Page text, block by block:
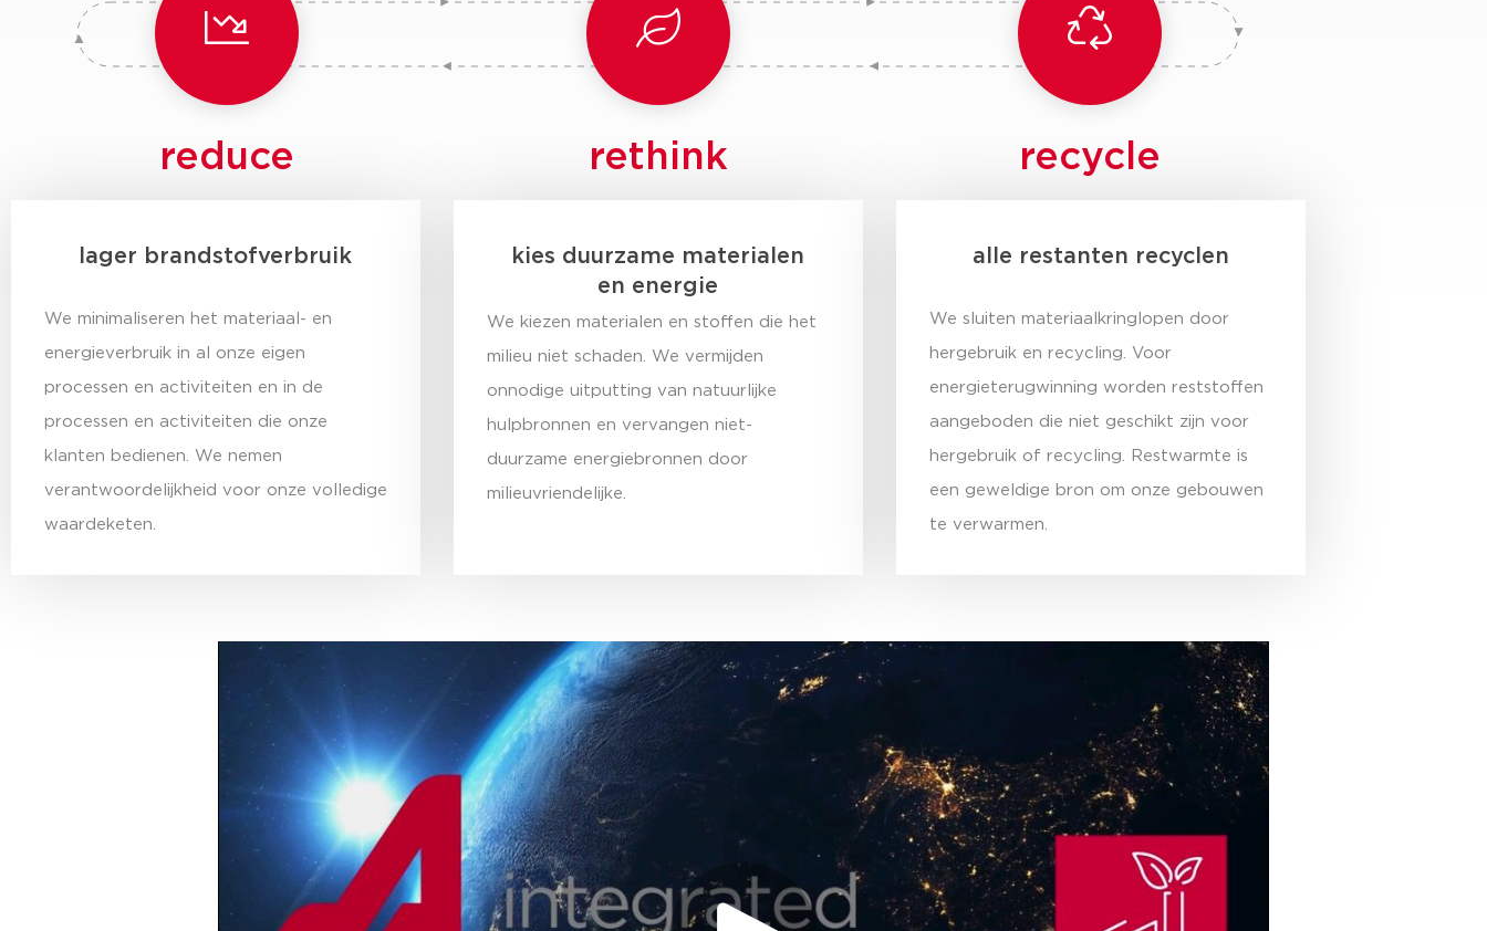
reduce rethink recycle
lager brandstofverbruik
We minimaliseren het materiaal- en
energieverbruik in al onze eigen
processen en activiteiten en in de
processen en activiteiten die onze
klanten bedienen. We nemen
verantwoordelijkheid voor onze volledige
waardeketen.
kies duurzame materialen
en energie
We kiezen materialen en stoffen die het
milieu niet schaden. We vermijden
onnodige uitputting van natuurlijke
hulpbronnen en vervangen niet-
duurzame energiebronnen door
milieuvriendelijke.
alle restanten recyclen
We sluiten materiaalkringlopen door
hergebruik en recycling. Voor
energieterugwinning worden reststoffen
aangeboden die niet geschikt zijn voor
hergebruik of recycling. Restwarmte is
een geweldige bron om onze gebouwen
te verwarmen.